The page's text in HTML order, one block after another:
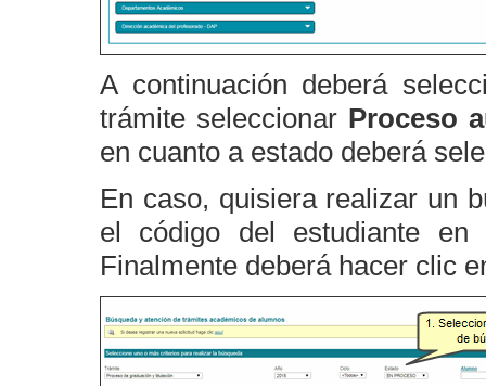
A continuación deberá
trámite seleccionar Proceso
en cuanto a estado deberá
En caso, quisiera realizar un
el código del estudiante
Finalmente deberá hacer clic